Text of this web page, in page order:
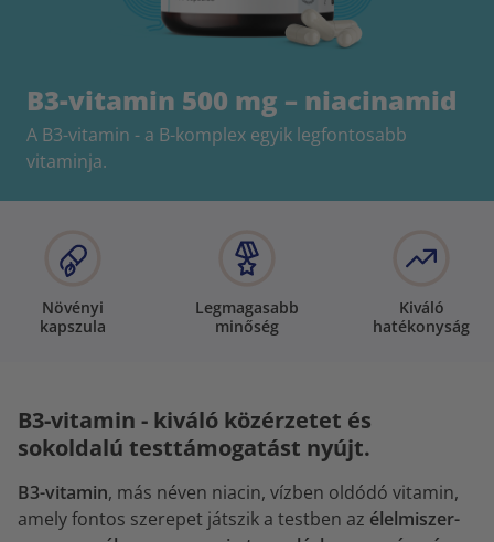
B3-vitamin 500 mg – niacinamid
A B3-vitamin - a B-komplex egyik legfontosabb
vitaminja.
Növényi
kapszula
Legmagasabb
minőség
Kiváló
hatékonyság
B3-vitamin - kiváló közérzetet és
sokoldalú testtámogatást nyújt.
B3-vitamin, más néven niacin, vízben oldódó vitamin,
amely fontos szerepet játszik a testben az élelmiszer-